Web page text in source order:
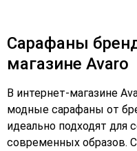
Сарафаны
магазине Avaro
В интернет-магазине
модные сарафаны от
идеально подходят для
современных образов.